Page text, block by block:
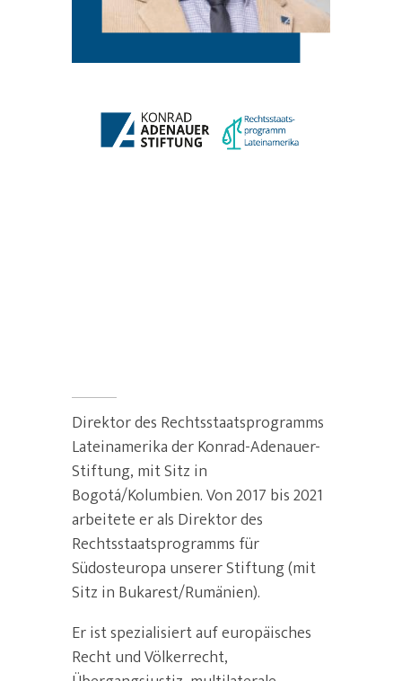
Direktor des Rechtsstaatsprogramms
Lateinamerika der Konrad-Adenauer-
Stiftung, mit Sitz in
Bogotá/Kolumbien. Von 2017 bis 2021
arbeitete er als Direktor des
Rechtsstaatsprogramms für
Südosteuropa unserer Stiftung (mit
Sitz in Bukarest/Rumänien).
Er ist spezialisiert auf europäisches
Recht und Völkerrecht,